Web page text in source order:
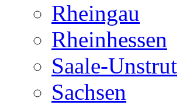
Rheingau
Rheinhessen
Saale-Unstrut
Sachsen